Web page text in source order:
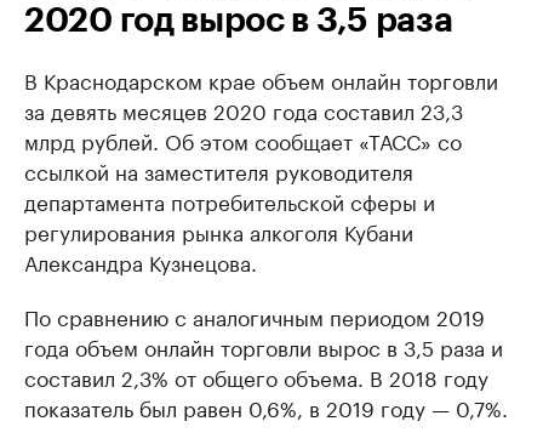
2020 год вырос в 3,5 раза
В Краснодарском крае объем онлайн торговли
за девять месяцев 2020 года составил 23,3
млрд рублей. Об этом сообщает «ТАСС» со
ссылкой на заместителя руководителя
департамента потребительской сферы и
регулирования рынка алкоголя Кубани
Александра Кузнецова.
По сравнению с аналогичным периодом 2019
года объем онлайн торговли вырос в 3,5 раза и
составил 2,3% от общего объема. В 2018 году
показатель был равен 0,6%, в 2019 году — 0,7%.